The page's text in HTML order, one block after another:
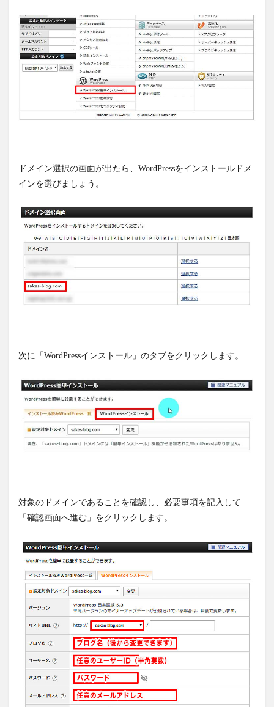
ドメイン選択の画面が出たら、WordPressをインストールドメ
インを選びましょう。
次に「WordPressインストール」のタブをクリックします。
対象のドメインであることを確認し、必要事項を記入して
「確認画面へ進む」をクリックします。